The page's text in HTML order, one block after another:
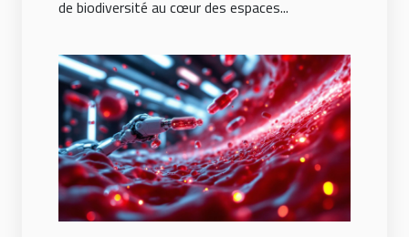
professionnel
de biodiversité au cœur des espaces...